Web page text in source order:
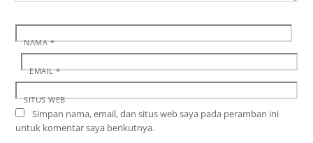
NAMA*
EMAIL*
SITUS WEB
Simpan nama, email, dan situs web saya pada peramban ini
untuk komentar saya berikutnya.